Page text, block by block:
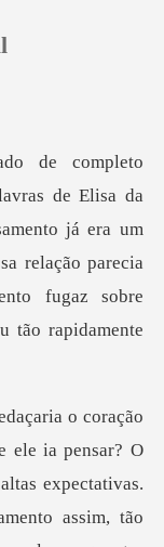
0
já era um
relação parecia
expectativas.
assim, tão